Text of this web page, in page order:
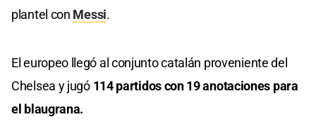
plantel con Messi.
El europeo llegó al conjunto catalán proveniente del
Chelsea y jugó 114 partidos con 19 anotaciones para
el blaugrana.